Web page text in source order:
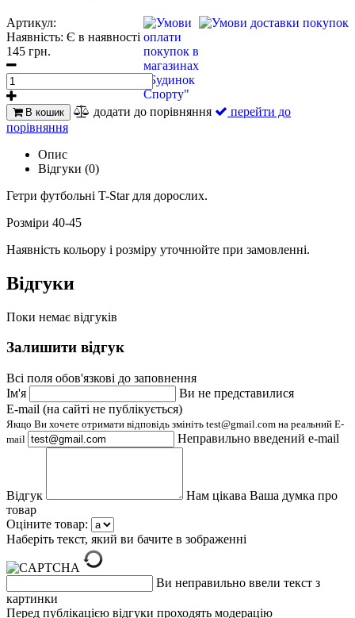
Артикул:
Наявність: Є в наявності
145 грн.
В кошик додати до порівняння
перейти до
порівняння
Опис
Відгуки (0)
Гетри футбольні T-Star для дорослих.
Розміри 40-45
Наявність кольору і розміру уточнюйте при замовленні.
Відгуки
Поки немає відгуків
Залишити відгук
Всі поля обов'язкові до заповнення
Ім'я
Ви не представилися
E-mail (на сайті не публікується)
Якщо Ви хочете отримати відповідь змініть test@gmail.com на реальний E-
mail
Неправильно введений e-mail
Відгук
Нам цікава Ваша думка про
товар
Оціните товар:
Наберіть текст, який ви бачите в зображенні
Ви неправильно ввели текст з
картинки
Перед публікацією відгуки проходять модерацію